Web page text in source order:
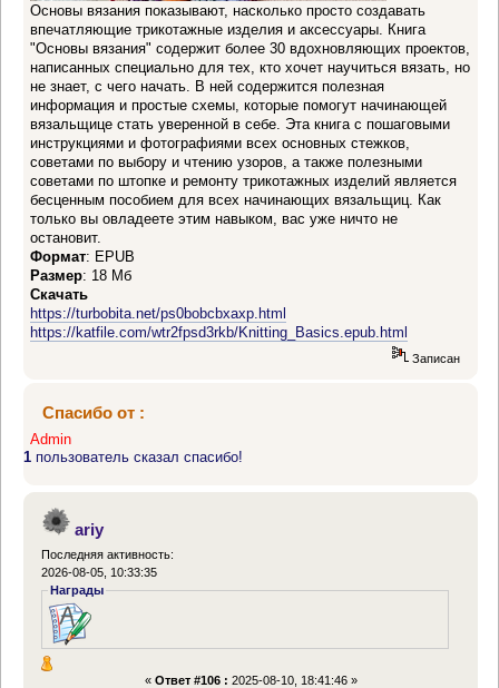
Основы вязания показывают, насколько просто создавать
впечатляющие трикотажные изделия и аксессуары. Книга
"Основы вязания" содержит более 30 вдохновляющих проектов,
написанных специально для тех, кто хочет научиться вязать, но
не знает, с чего начать. В ней содержится полезная
информация и простые схемы, которые помогут начинающей
вязальщице стать уверенной в себе. Эта книга с пошаговыми
инструкциями и фотографиями всех основных стежков,
советами по выбору и чтению узоров, а также полезными
советами по штопке и ремонту трикотажных изделий является
бесценным пособием для всех начинающих вязальщиц. Как
только вы овладеете этим навыком, вас уже ничто не
остановит.
Формат: EPUB
Размер: 18 Мб
Скачать
https://turbobita.net/ps0bobcbxaxp.html
https://katfile.com/wtr2fpsd3rkb/Knitting_Basics.epub.html
Записан
Спасибо от :
Admin
1 пользователь сказал спасибо!
ariy
Последняя активность:
2026-08-05, 10:33:35
Награды
« Ответ #106 : 2025-08-10, 18:41:46 »